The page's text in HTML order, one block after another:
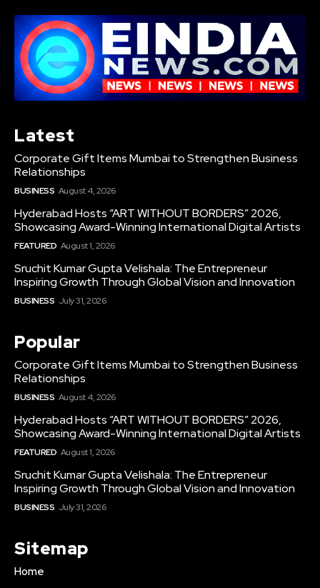
Latest
Corporate Gift Items Mumbai to Strengthen Business
Relationships
BUSINESS August 4, 2026
Hyderabad Hosts “ART WITHOUT BORDERS” 2026,
Showcasing Award-Winning International Digital Artists
FEATURED August 1, 2026
Sruchit Kumar Gupta Velishala: The Entrepreneur
Inspiring Growth Through Global Vision and Innovation
BUSINESS July 31, 2026
Popular
Corporate Gift Items Mumbai to Strengthen Business
Relationships
BUSINESS August 4, 2026
Hyderabad Hosts “ART WITHOUT BORDERS” 2026,
Showcasing Award-Winning International Digital Artists
FEATURED August 1, 2026
Sruchit Kumar Gupta Velishala: The Entrepreneur
Inspiring Growth Through Global Vision and Innovation
BUSINESS July 31, 2026
Sitemap
Home